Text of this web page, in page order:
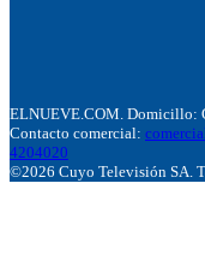
ELNUEVE.COM. Domicillo:
Contacto comercial:
4204020
©2026 Cuyo Televisión SA.